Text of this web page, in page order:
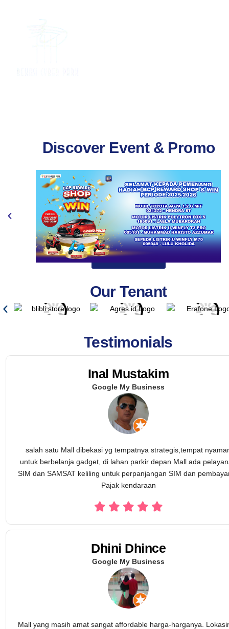
Discover Event & Promo
More Promo
Our Tenant
Testimonials
Inal Mustakim
Google My Business
salah satu Mall dibekasi yg tempatnya strategis,tempat
untuk berbelanja gadget, di lahan parkir depan Mall ada
SIM dan SAMSAT keliling untuk perpanjangan SIM dan
Pajak kendaraan
Dhini Dhince
Google My Business
Mall yang masih amat sangat affordable harga-harganya.